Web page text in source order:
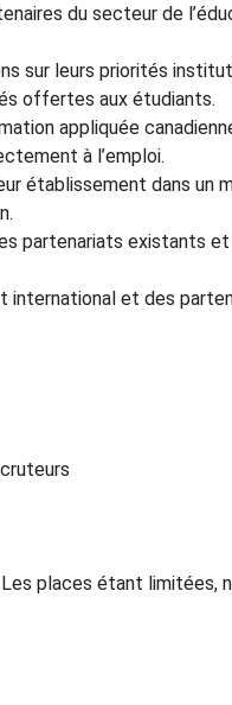
du secteur de
sur leurs priorités
offertes aux étudiants.
appliquée
à l’emploi.
établissement dans un
partenariats existants
international et des
places étant limitées,